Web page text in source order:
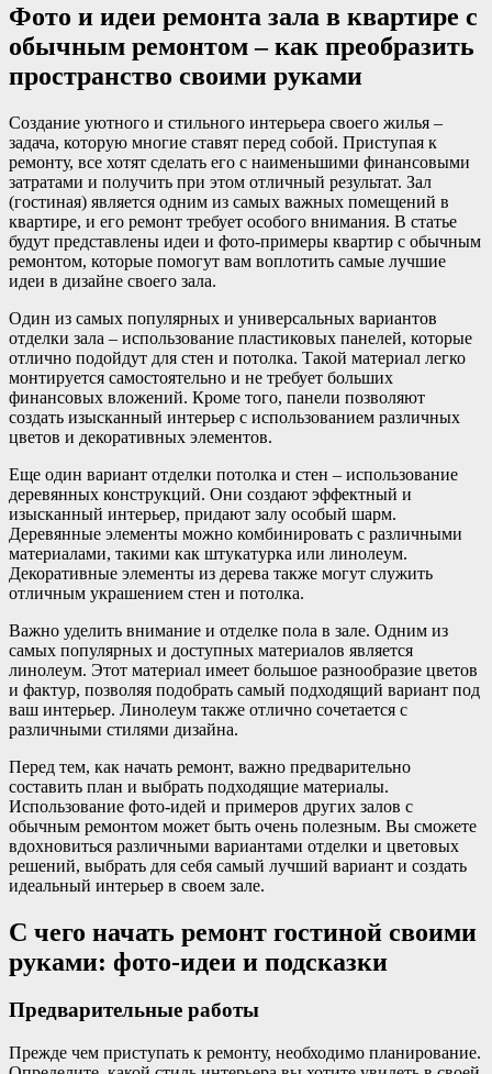
Фото и идеи ремонта зала в квартире с
обычным ремонтом – как преобразить
пространство своими руками
Создание уютного и стильного интерьера своего жилья –
задача, которую многие ставят перед собой. Приступая к
ремонту, все хотят сделать его с наименьшими финансовыми
затратами и получить при этом отличный результат. Зал
(гостиная) является одним из самых важных помещений в
квартире, и его ремонт требует особого внимания. В статье
будут представлены идеи и фото-примеры квартир с обычным
ремонтом, которые помогут вам воплотить самые лучшие
идеи в дизайне своего зала.
Один из самых популярных и универсальных вариантов
отделки зала – использование пластиковых панелей, которые
отлично подойдут для стен и потолка. Такой материал легко
монтируется самостоятельно и не требует больших
финансовых вложений. Кроме того, панели позволяют
создать изысканный интерьер с использованием различных
цветов и декоративных элементов.
Еще один вариант отделки потолка и стен – использование
деревянных конструкций. Они создают эффектный и
изысканный интерьер, придают залу особый шарм.
Деревянные элементы можно комбинировать с различными
материалами, такими как штукатурка или линолеум.
Декоративные элементы из дерева также могут служить
отличным украшением стен и потолка.
Важно уделить внимание и отделке пола в зале. Одним из
самых популярных и доступных материалов является
линолеум. Этот материал имеет большое разнообразие цветов
и фактур, позволяя подобрать самый подходящий вариант под
ваш интерьер. Линолеум также отлично сочетается с
различными стилями дизайна.
Перед тем, как начать ремонт, важно предварительно
составить план и выбрать подходящие материалы.
Использование фото-идей и примеров других залов с
обычным ремонтом может быть очень полезным. Вы сможете
вдохновиться различными вариантами отделки и цветовых
решений, выбрать для себя самый лучший вариант и создать
идеальный интерьер в своем зале.
С чего начать ремонт гостиной своими
руками: фото-идеи и подсказки
Предварительные работы
Прежде чем приступать к ремонту, необходимо планирование.